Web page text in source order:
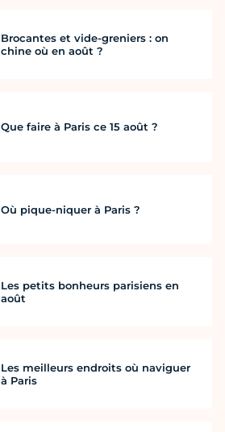
Brocantes et vide-greniers : on
chine où en août ?
Que faire à Paris ce 15 août ?
Où pique-niquer à Paris ?
Les petits bonheurs parisiens en
août
Les meilleurs endroits où naviguer
à Paris